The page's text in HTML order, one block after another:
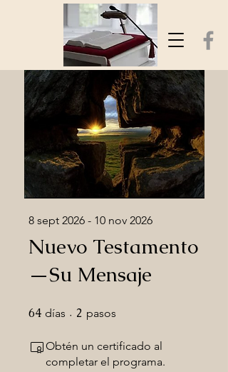
Nuevo Testamento
—Su Mensaje
8 sept 2026 - 10 nov 2026
64 días 64 días
2 pasos
Obtén un certificado al
completar el programa.